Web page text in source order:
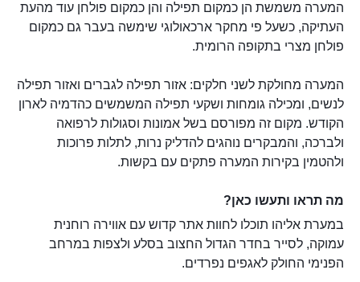
המערה משמשת הן כמקום תפילה והן כמקום פולחן עוד מהעת
העתיקה, כשעל פי מחקר ארכאולוגי שימשה בעבר גם כמקום
פולחן מצרי בתקופה הרומית.
המערה מחולקת לשני חלקים: אזור תפילה לגברים ואזור תפילה
לנשים, ומכילה גומחות ושקעי תפילה המשמשים כהדמיה לארון
הקודש. מקום זה מפורסם בשל אמונות וסגולות לרפואה
ולברכה, והמבקרים נוהגים להדליק נרות, לתלות פרוכות
ולהטמין בקירות המערה פתקים עם בקשות.
מה תראו ותעשו כאן?
במערת אליהו תוכלו לחוות אתר קדוש עם אווירה רוחנית
עמוקה, לסייר בחדר הגדול החצוב בסלע ולצפות במרחב
הפנימי החולק לאגפים נפרדים.